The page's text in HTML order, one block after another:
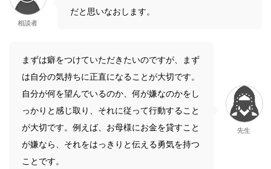
相談者
だと思いなおします。
まずは癖をつけていただきたいのですが、まず
は自分の気持ちに正直になることが大切です。
自分が何を望んでいるのか、何が嫌なのかをし
っかりと感じ取り、それに従って行動すること
が大切です。例えば、お母様にお金を貸すこと
が嫌なら、それをはっきりと伝える勇気を持つ
ことです。
先生